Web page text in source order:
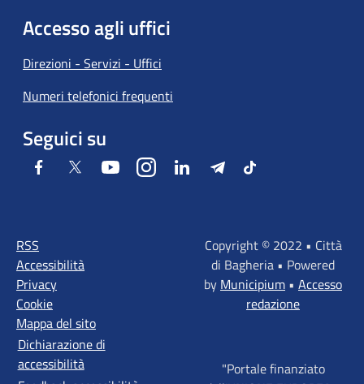
Accesso agli uffici
Direzioni - Servizi - Uffici
Numeri telefonici frequenti
Seguici su
Facebook Twitter YoutubeInstagramLinkedIn TelegramTiktok
RSS
Accessibilità
Privacy
Cookie
Mappa del sito
Dichiarazione di
accessibilità
Copyright © 2022 • Città
di Bagheria • Powered
by Municipium • Accesso
redazione
"Portale finanziato